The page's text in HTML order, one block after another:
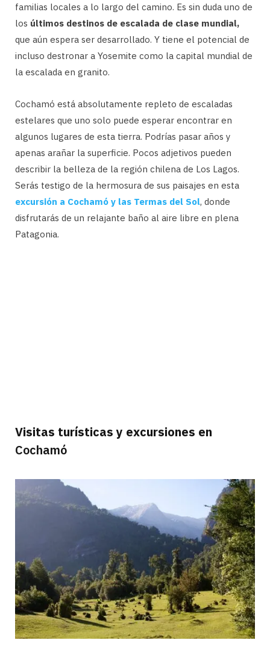
familias locales a lo largo del camino. Es sin duda uno de
los últimos destinos de escalada de clase mundial,
que aún espera ser desarrollado. Y tiene el potencial de
incluso destronar a Yosemite como la capital mundial de
la escalada en granito.
Cochamó está absolutamente repleto de escaladas
estelares que uno solo puede esperar encontrar en
algunos lugares de esta tierra. Podrías pasar años y
apenas arañar la superficie. Pocos adjetivos pueden
describir la belleza de la región chilena de Los Lagos.
Serás testigo de la hermosura de sus paisajes en esta
excursión a Cochamó y las Termas del Sol, donde
disfrutarás de un relajante baño al aire libre en plena
Patagonia.
Visitas turísticas y excursiones en
Cochamó